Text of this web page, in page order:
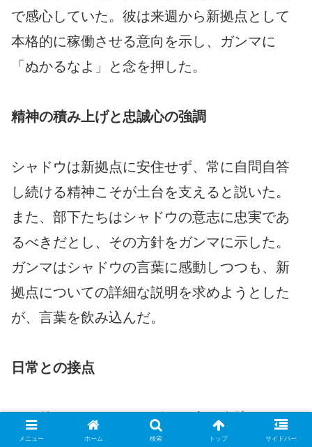
で感心していた。彼は来週から新拠点として
本格的に稼働させる意向を示し、ガンマに
「ぬかるなよ」と念を押した。
精神の積み上げと忠誠心の強調
シャドウは新拠点に安住せず、常に自問自答
し続ける精神こそが土台を支えると説いた。
また、部下たちはシャドウの意志に忠実であ
るべきだとし、その方針をガンマに示した。
ガンマはシャドウの言葉に感動しつつも、新
拠点についての詳細な説明を求めようとした
が、言葉を飲み込んだ。
日常との接点
その後、シャドウはカゲノー家の令嬢クレ
ア・カゲノーと会話を交わした。クレアは部
メニュー ホーム 検索 トップ サイドバー